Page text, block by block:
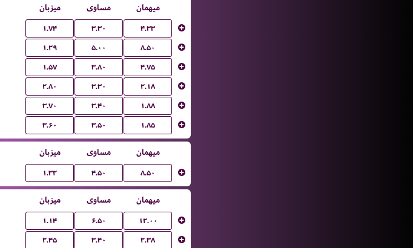
میزبان مساوی میهمان
۱.۷۴ ۳.۳۰ ۴.۳۳
۱.۲۹ ۵.۰۰ ۸.۵۰
۱.۵۷ ۳.۸۰ ۴.۷۵
۲.۸۰ ۳.۳۰ ۲.۱۸
۳.۷۰ ۳.۴۰ ۱.۸۸
۳.۶۰ ۳.۵۰
۱.۸۵
میزبان مساوی میهمان
۱.۳۲ ۴.۵۰
۸.۵۰
میزبان مساوی میهمان
۱.۱۴ ۶.۵۰ ۱۲.۰۰
۲.۴۵ ۳.۴۰
۲.۳۸